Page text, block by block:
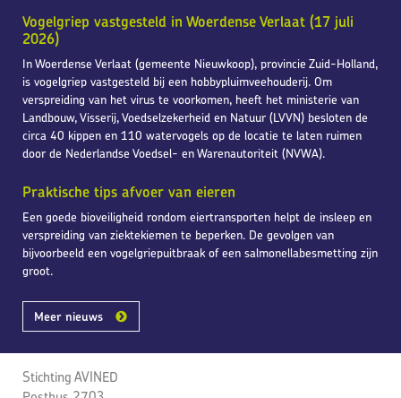
Vogelgriep vastgesteld in Woerdense Verlaat (17 juli
2026)
In Woerdense Verlaat (gemeente Nieuwkoop), provincie Zuid-Holland,
is vogelgriep vastgesteld bij een hobbypluimveehouderij. Om
verspreiding van het virus te voorkomen, heeft het ministerie van
Landbouw, Visserij, Voedselzekerheid en Natuur (LVVN) besloten de
circa 40 kippen en 110 watervogels op de locatie te laten ruimen
door de Nederlandse Voedsel- en Warenautoriteit (NVWA).
Praktische tips afvoer van eieren
Een goede bioveiligheid rondom eiertransporten helpt de insleep en
verspreiding van ziektekiemen te beperken. De gevolgen van
bijvoorbeeld een vogelgriepuitbraak of een salmonellabesmetting zijn
groot.
Meer nieuws
Stichting AVINED